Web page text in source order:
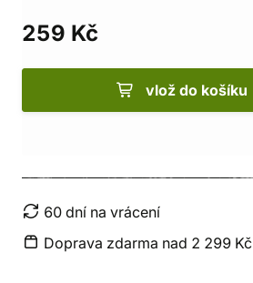
259 Kč
vlož do košíku
60 dní na vrácení
Doprava zdarma nad 2 299 Kč